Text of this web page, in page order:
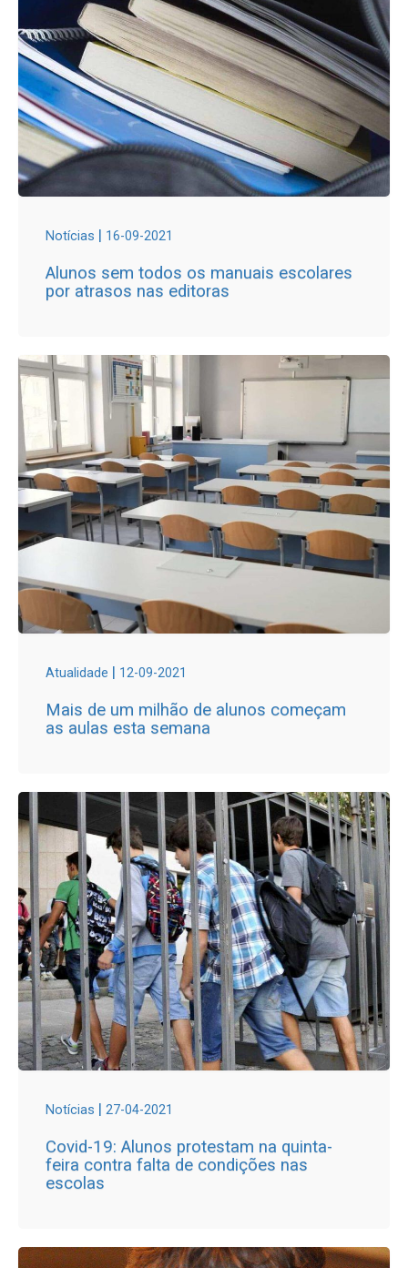
Notícias | 16-09-2021
Alunos sem todos os manuais escolares
por atrasos nas editoras
Atualidade | 12-09-2021
Mais de um milhão de alunos começam
as aulas esta semana
Notícias | 27-04-2021
Covid-19: Alunos protestam na quinta-
feira contra falta de condições nas
escolas